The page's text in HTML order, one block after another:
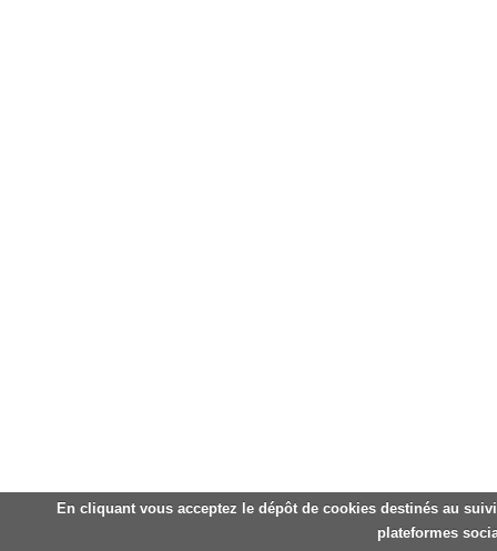
En cliquant vous acceptez le dépôt de cookies destinés au
plateformes